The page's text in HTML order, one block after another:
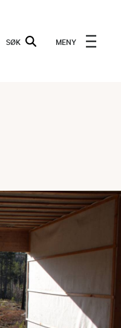
SØK MENY